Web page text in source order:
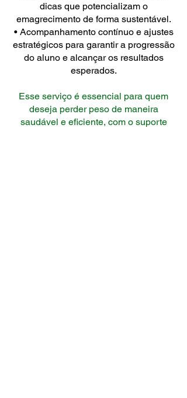
dicas que potencializam o
emagrecimento de forma sustentável.
• Acompanhamento contínuo e ajustes
estratégicos para garantir a progressão
do aluno e alcançar os resultados
esperados.
Esse serviço é essencial para quem
deseja perder peso de maneira
saudável e eficiente, com o suporte